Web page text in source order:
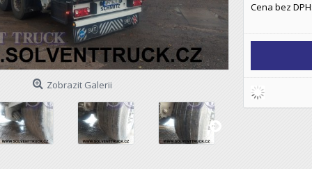
Zobrazit Galerii
Cena bez